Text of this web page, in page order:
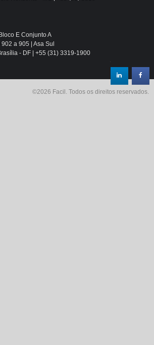
E Conjunto A
a 905 | Asa Sul
- DF | +55 (31) 3319-1900
.
©2026 Facil. Todos os direitos reservados.